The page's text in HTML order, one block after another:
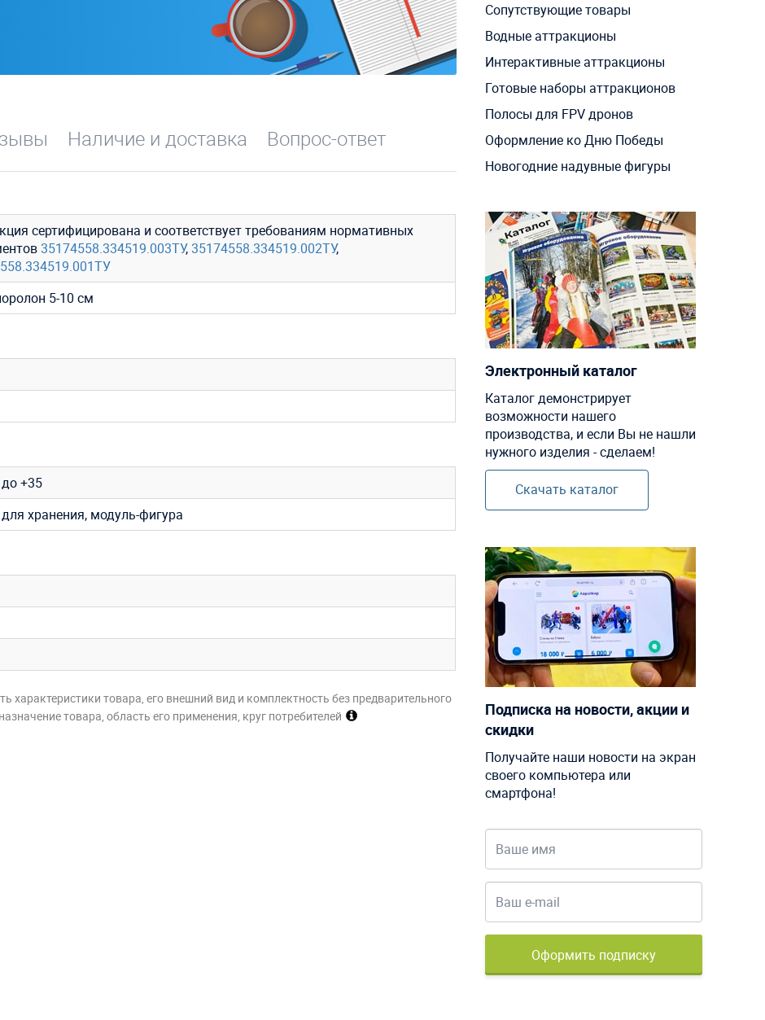
Наличие и доставка Вопрос-ответ
сертифицирована и соответствует требованиям нормативных
35174558.334519.003ТУ,35174558.334519.002ТУ,
5-10 см
+35
хранения, модуль-фигура
характеристики товара, его внешний вид и комплектность без предварительного
товара, область его применения, круг потребителей
Сопутствующие товары
Водные аттракционы
Интерактивные аттракционы
Готовые наборы аттракционов
Полосы для FPV дронов
Оформление ко Дню Победы
Новогодние надувные фигуры
Электронный каталог
Каталог демонстрирует
возможности нашего
производства, и если Вы не нашли
нужного изделия - сделаем!
Скачать каталог
Подписка на новости, акции и
скидки
Получайте наши новости на экран
своего компьютера или
смартфона!
Оформить подписку